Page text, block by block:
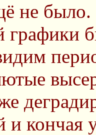
не было.
графики
и